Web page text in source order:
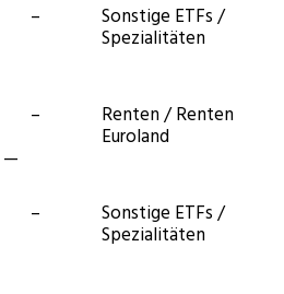
– Sons­ti­ge ETFs /
Spezialitäten
—
– Ren­ten / Ren­ten
Euroland
– Sons­ti­ge ETFs /
Spezialitäten